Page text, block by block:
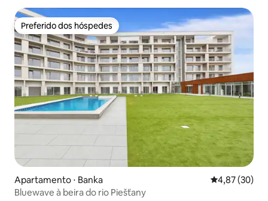
Preferido dos hóspedes
Preferido dos hóspedes
Apartamento ⋅ Banka 4,87 de uma
4,87 (30)
Bluewave à beira do rio Piešťany